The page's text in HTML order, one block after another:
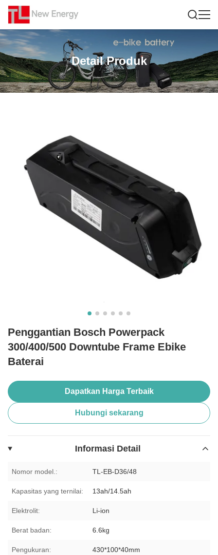
Detail Produk
Penggantian Bosch Powerpack
300/400/500 Downtube Frame Ebike
Baterai
Dapatkan Harga Terbaik
Hubungi sekarang
Informasi Detail
Nomor model.: TL-EB-D36/48
Kapasitas yang ternilai: 13ah/14.5ah
Elektrolit: Li-ion
Berat badan: 6.6kg
Pengukuran: 430*100*40mm